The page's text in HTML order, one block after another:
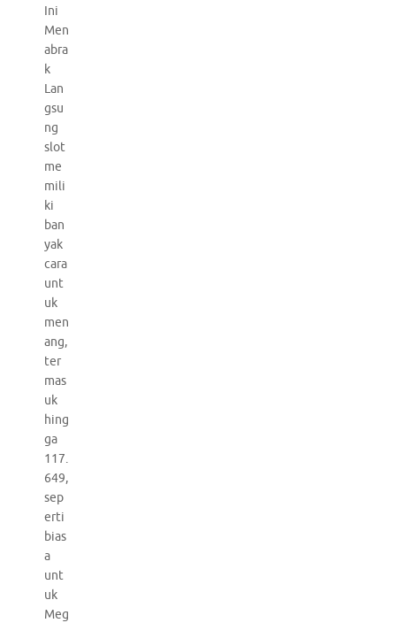
Ini
Men
abra
k
Lan
gsu
ng
slot
me
mili
ki
ban
yak
cara
unt
uk
men
ang,
ter
mas
uk
hing
ga
117.
649,
sep
erti
bias
a
unt
uk
Meg